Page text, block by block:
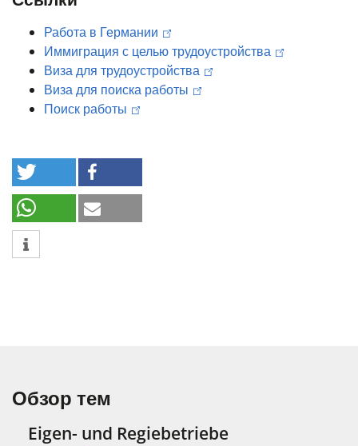
Работа в Германии
Иммиграция с целью трудоустройства
Виза для трудоустройства
Виза для поиска работы
Поиск работы
Обзор тем
Eigen- und Regiebetriebe